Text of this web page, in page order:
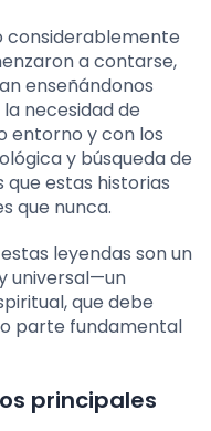
considerablemente
a contarse,
enseñándonos
necesidad de
entorno y con los
y búsqueda de
estas historias
que nunca.
leyendas son un
universal—un
que debe
parte fundamental
principales